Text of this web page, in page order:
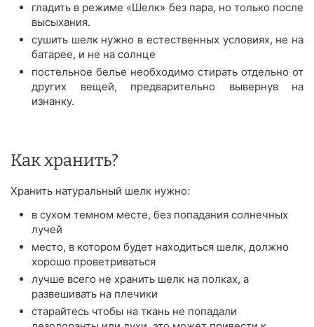
гладить в режиме «Шелк» без пара, но только после
высыхания.
сушить шелк нужно в естественных условиях, не на
батарее, и не на солнце
постельное белье необходимо стирать отдельно от
других вещей, предварительно вывернув на
изнанку.
Как хранить?
Хранить натуральный шелк нужно:
в сухом темном месте, без попадания солнечных
лучей
место, в котором будет находиться шелк, должно
хорошо проветриваться
лучше всего не хранить шелк на полках, а
развешивать на плечики
старайтесь чтобы на ткань не попадали